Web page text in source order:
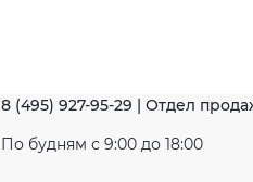
8 (495) 927-95-29 | Отдел
По будням с 9:00 до 18:00